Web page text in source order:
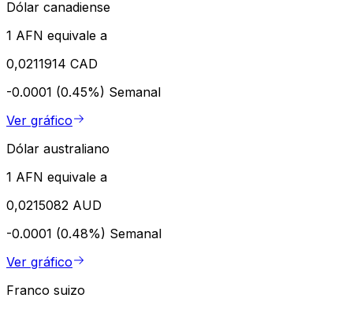
Dólar canadiense
1 AFN equivale a
0,0211914 CAD
-0.0001 (0.45%) Semanal
Ver gráfico
Dólar australiano
1 AFN equivale a
0,0215082 AUD
-0.0001 (0.48%) Semanal
Ver gráfico
Franco suizo